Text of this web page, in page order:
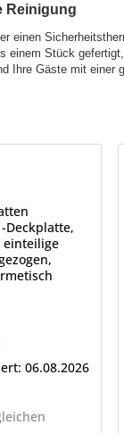
Reinigung
einen
einem Stück
Ihre Gäste mit einer
Deckplatte,
einteilige
06.08.2026